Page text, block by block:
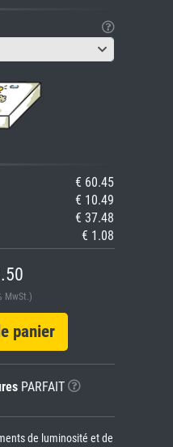
€ 60.45
€ 10.49
€ 37.48
€ 1.08
MwSt.)
panier
PARFAIT
de luminosité et de